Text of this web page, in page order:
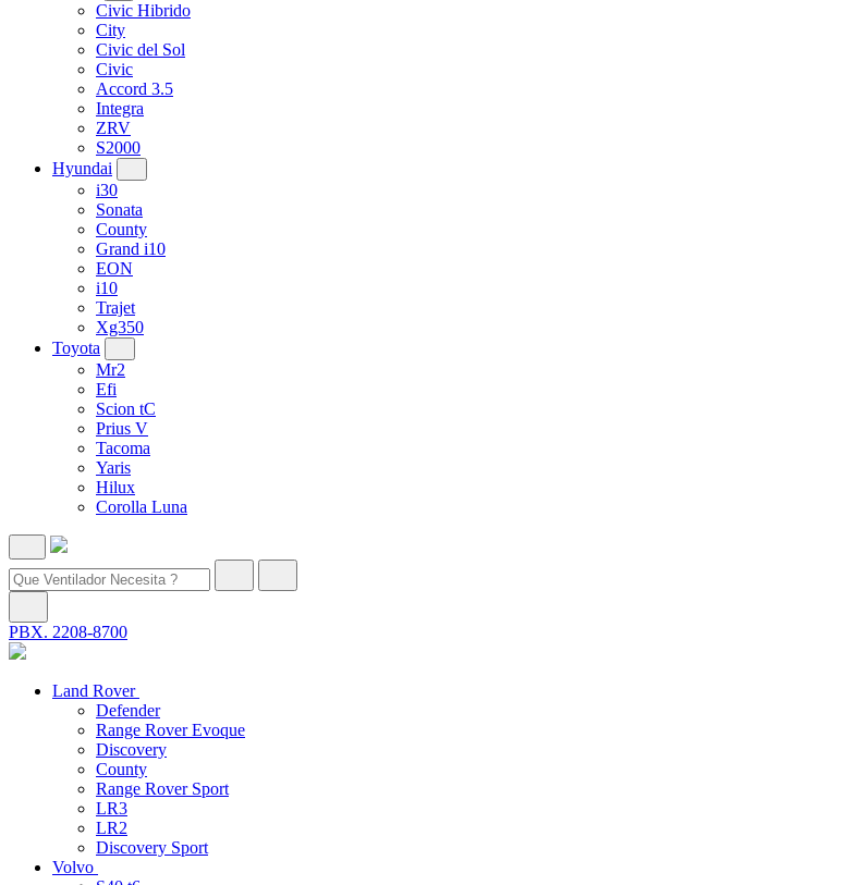
Civic Hibrido
City
Civic del Sol
Civic
Accord 3.5
Integra
ZRV
S2000
Hyundai
i30
Sonata
County
Grand i10
EON
i10
Trajet
Xg350
Toyota
Mr2
Efi
Scion tC
Prius V
Tacoma
Yaris
Hilux
Corolla Luna
PBX. 2208-8700
Land Rover
Defender
Range Rover Evoque
Discovery
County
Range Rover Sport
LR3
LR2
Discovery Sport
Volvo